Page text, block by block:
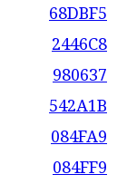
68DBF5
2446C8
980637
542A1B
084FA9
084FF9